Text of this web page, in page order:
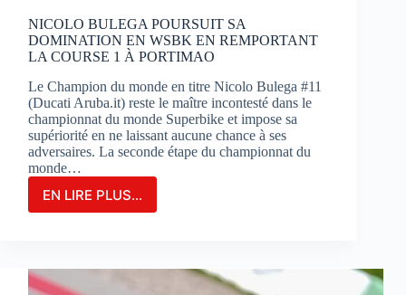
NICOLO BULEGA POURSUIT SA
DOMINATION EN WSBK EN REMPORTANT
LA COURSE 1 À PORTIMAO
Le Champion du monde en titre Nicolo Bulega #11
(Ducati Aruba.it) reste le maître incontesté dans le
championnat du monde Superbike et impose sa
supériorité en ne laissant aucune chance à ses
adversaires. La seconde étape du championnat du
monde…
EN LIRE PLUS...
NICOLO
DOMINATION